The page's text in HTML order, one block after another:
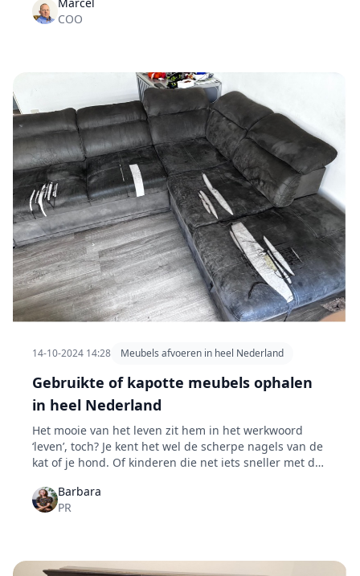
COO
14-10-2024 14:28 Meubels afvoeren in heel Nederland
Gebruikte of kapotte meubels ophalen
in heel Nederland
Het mooie van het leven zit hem in het werkwoord
‘leven’, toch? Je kent het wel de scherpe nagels van de
kat of je hond. Of kinderen die net iets sneller met de
voorkomen op plaatsen waar echt geleefd wordt. Wie
haalt er beschadigde meubels op en heeft dat nog
Barbara
PR